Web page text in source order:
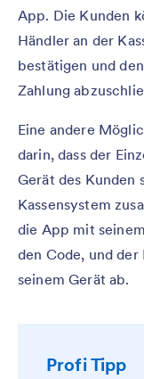
App. Die Kunden
Händler an der
bestätigen und
Zahlung
Eine andere
darin, dass der
Gerät des Kunden
Kassensystem
die App mit
den Code, und
seinem Gerät ab.
Profi Tipp